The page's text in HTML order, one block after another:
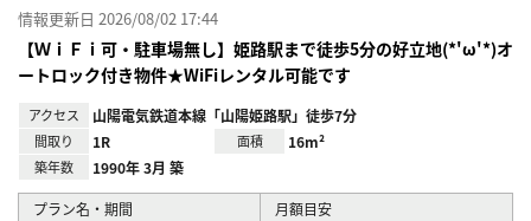
情報更新日 2026/08/02 17:44
【ＷｉＦｉ可・駐車場無し】姫路駅まで徒歩5分の好立地(*'ω'*)オ
ートロック付き物件★WiFiレンタル可能です
アクセス 山陽電気鉄道本線「山陽姫路駅」徒歩7分
間取り 1R 面積 16m²
築年数 1990年 3月 築
プラン名・期間 月額目安